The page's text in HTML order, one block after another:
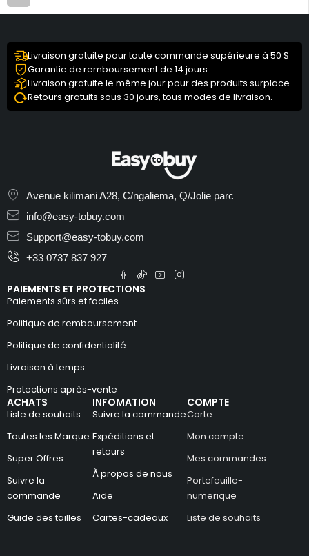
Livraison gratuite pour toute commande supérieure à 50 $
Garantie de remboursement de 14 jours
Livraison gratuite le même jour pour des produits surplace
Retours gratuits sous 30 jours, tous modes de livraison.
Avenue kilimani A28, C/ngaliema, Q/Jolie parc
info@easy-tobuy.com
Support@easy-tobuy.com
+33 0737 837 927
ACHATS
Liste de souhaits
Toutes les Marque
Super Offres
Suivre la
commande
Guide des tailles
INFOMATION
Suivre la commande
Expéditions et
retours
À propos de nous
Aide
Cartes-cadeaux
COMPTE
Carte
Mon compte
Mes commandes
Portefeuille-
numerique
Liste de souhaits
PAIEMENTS ET PROTECTIONS
Paiements sûrs et faciles
Politique de remboursement
Politique de confidentialité
Livraison à temps
Protections après-vente